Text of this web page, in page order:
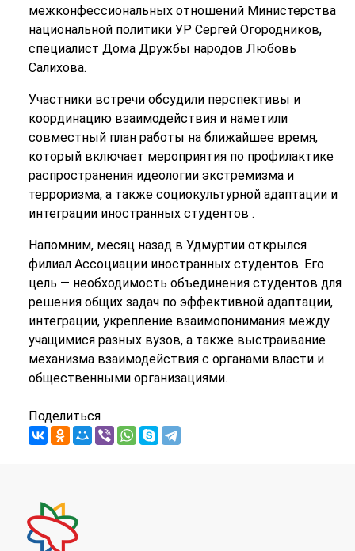
межконфессиональных отношений Министерства
национальной политики УР Сергей Огородников,
специалист Дома Дружбы народов Любовь
Салихова.
Участники встречи обсудили перспективы и
координацию взаимодействия и наметили
совместный план работы на ближайшее время,
который включает мероприятия по профилактике
распространения идеологии экстремизма и
терроризма, а также социокультурной адаптации и
интеграции иностранных студентов .
Напомним, месяц назад в Удмуртии открылся
филиал Ассоциации иностранных студентов. Его
цель — необходимость объединения студентов для
решения общих задач по эффективной адаптации,
интеграции, укрепление взаимопонимания между
учащимися разных вузов, а также выстраивание
механизма взаимодействия с органами власти и
общественными организациями.
Поделиться